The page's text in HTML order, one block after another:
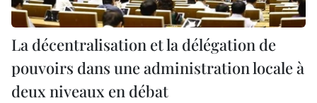
La décentralisation et la délégation de
pouvoirs dans une administration locale à
deux niveaux en débat